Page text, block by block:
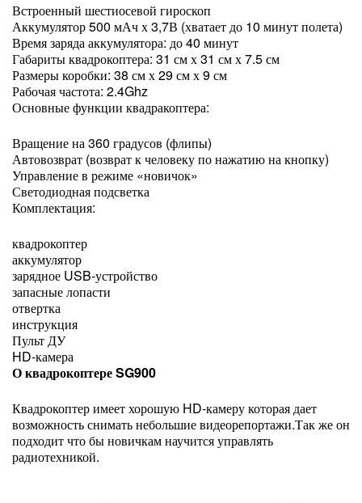
Встроенный шестиосевой гироскоп
Аккумулятор 500 мАч х 3,7В (хватает до 10 минут полета)
Время заряда аккумулятора: до 40 минут
Габариты квадрокоптера: 31 см х 31 см х 7.5 см
Размеры коробки: 38 см х 29 см х 9 см
Рабочая частота: 2.4Ghz
Основные функции квадракоптера:
Вращение на 360 градусов (флипы)
Автовозврат (возврат к человеку по нажатию на кнопку)
Управление в режиме «новичок»
Светодиодная подсветка
Комплектация:
квадрокоптер
аккумулятор
зарядное USB-устройство
запасные лопасти
отвертка
инструкция
Пульт ДУ
HD-камера
О квадрокоптере SG900
Квадрокоптер имеет хорошую HD-камеру которая дает
возможность снимать небольшие видеорепортажи.Так же он
подходит что бы новичкам научится управлять
радиотехникой.